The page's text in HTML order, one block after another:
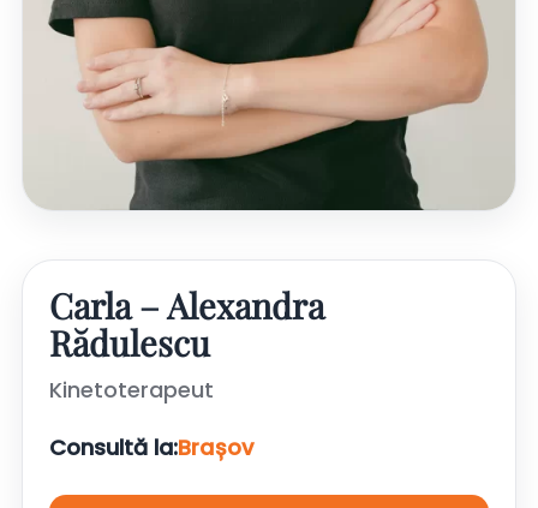
Carla – Alexandra
Rădulescu
Kinetoterapeut
Consultă la:Brașov